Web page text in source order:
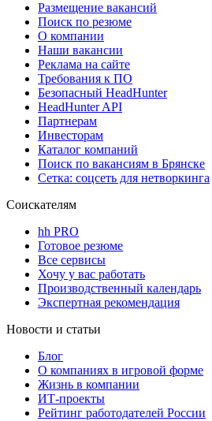
Размещение вакансий
Поиск по резюме
О компании
Наши вакансии
Реклама на сайте
Требования к ПО
Безопасный HeadHunter
HeadHunter API
Партнерам
Инвесторам
Каталог компаний
Поиск по вакансиям в Брянске
Сетка: соцсеть для нетворкинга
Соискателям
hh PRO
Готовое резюме
Все сервисы
Хочу у вас работать
Производственный календарь
Экспертная рекомендация
Новости и статьи
Блог
О компаниях в игровой форме
Жизнь в компании
ИТ-проекты
Рейтинг работодателей России